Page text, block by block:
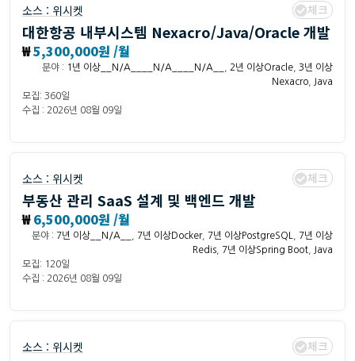
소스 : 위시켓 체크
대한항공 내부시스템 Nexacro/Java/Oracle 개발
₩5,300,000원 /월
분야 : 1년 이상__N/A____N/A____N/A__ 2년 이상Oracle
3년 이상
Nexacro
Java
모집: 360일
수집 : 2026년 08월 09일
소스 : 위시켓 체크
부동산 관리 SaaS 설계 및 백엔드 개발
₩6,500,000원 /월
분야 : 7년 이상__N/A__ 7년 이상Docker, 7년 이상PostgreSQL
7년 이상
Redis
7년 이상Spring Boot
Java
모집: 120일
수집 : 2026년 08월 09일
소스 : 위시켓 체크